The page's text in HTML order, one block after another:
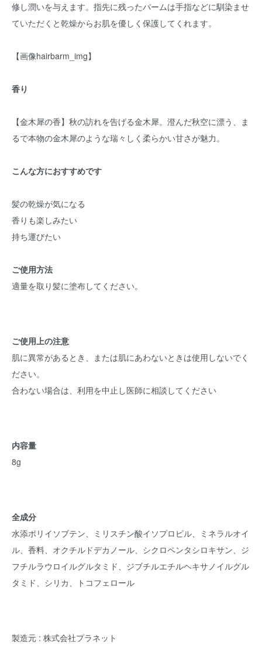
修し潤いを与えます。指先に残ったバームは手指などに馴染ませ
ていただくと乾燥からお肌を優しく保護してくれます。
【画像hairbarm_img】
香り
【金木犀の香】秋の訪れを告げる金木犀。澄んだ秋空に漂う、ま
るで本物の金木犀のような瑞々しく柔らかい甘さが魅力。
こんな方におすすめです
髪の乾燥が気になる
香りも楽しみたい
持ち運びたい
ご使用方法
適量を取り髪に塗布してください。
ご使用上の注意
肌に異常があるとき、または肌にあわないときは使用しないでく
ださい。
合わない場合は、利用を中止し医師に相談してください
内容量
8g
全成分
水添ポリイソブテン、ミリスチン酸イソプロピル、ミネラルオイ
ル、香料、オクチルドデカノール、シクロペンタシロキサン、ジ
フチルラウロイルグルタミド、ジブチルエチルヘキサノイルグル
タミド、シリカ、トコフェロール
製造元 : 株式会社プラネット